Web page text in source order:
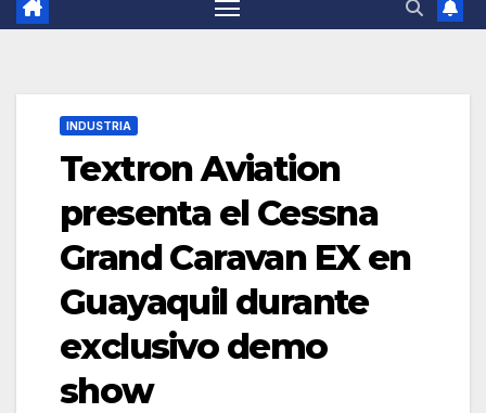
INDUSTRIA
Textron Aviation
presenta el Cessna
Grand Caravan EX en
Guayaquil durante
exclusivo demo
show